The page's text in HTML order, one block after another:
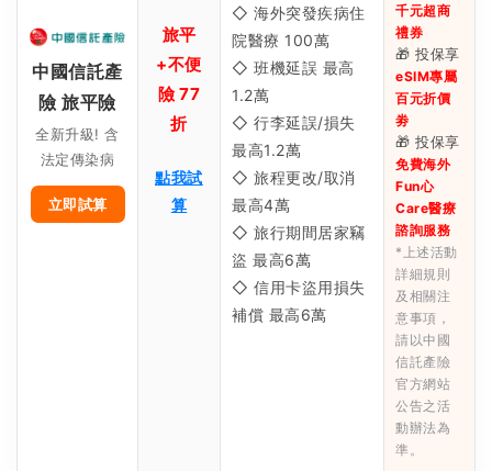
中國信託產
險 旅平險
全新升級! 含
法定傳染病
立即試算
旅平
+不便
險 77
折
點我試
算
◇ 海外突發疾病住
院醫療 100萬
◇ 班機延誤 最高
1.2萬
◇ 行李延誤/損失
最高1.2萬
◇ 旅程更改/取消
最高4萬
◇ 旅行期間居家竊
盜 最高6萬
◇ 信用卡盜用損失
補償 最高6萬
千元超商
禮券
🎁 投保享
eSIM專屬
百元折價
劵
🎁 投保享
免費海外
Fun心
Care醫療
諮詢服務
*上述活動
詳細規則
及相關注
意事項，
請以中國
信託產險
官方網站
公告之活
動辦法為
準。